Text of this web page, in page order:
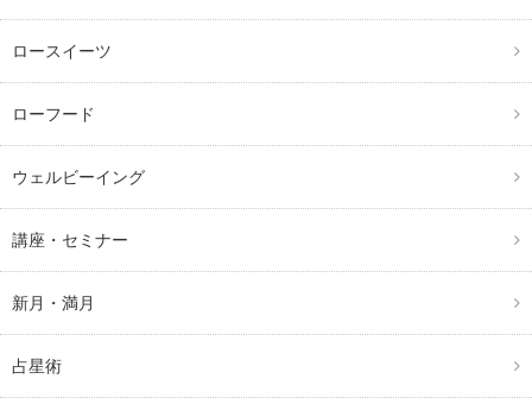
ロースイーツ
ローフード
ウェルビーイング
講座・セミナー
新月・満月
占星術